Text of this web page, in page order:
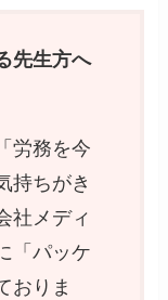
先生方へ
労務を今
持ちがき
社メディ
「パッケ
おりま